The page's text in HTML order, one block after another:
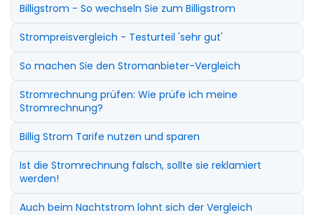
Billigstrom - So wechseln Sie zum Billigstrom
Strompreisvergleich - Testurteil 'sehr gut'
So machen Sie den Stromanbieter-Vergleich
Stromrechnung prüfen: Wie prüfe ich meine
Stromrechnung?
Billig Strom Tarife nutzen und sparen
Ist die Stromrechnung falsch, sollte sie reklamiert
werden!
Auch beim Nachtstrom lohnt sich der Vergleich